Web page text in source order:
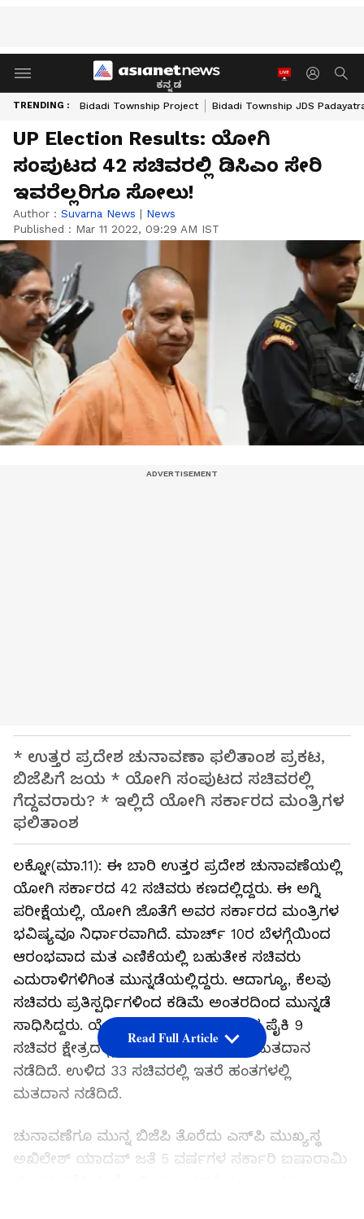
ಕನ್ನಡ
TRENDING : Bidadi Township Project Bidadi Township JDS
UP Election Results: ಯೋಗಿ
ಸಂಪುಟದ 42 ಸಚಿವರಲ್ಲಿ ಡಿಸಿಎಂ ಸೇರಿ
ಇವರೆಲ್ಲರಿಗೂ ಸೋಲು!
Author : Suvarna News | News
Published : Mar 11 2022, 09:29 AM IST
* ಉತ್ತರ ಪ್ರದೇಶ ಚುನಾವಣಾ ಫಲಿತಾಂಶ ಪ್ರಕಟ,
ಬಿಜೆಪಿಗೆ ಜಯ * ಯೋಗಿ ಸಂಪುಟದ ಸಚಿವರಲ್ಲಿ
ಗೆದ್ದವರಾರು? * ಇಲ್ಲಿದೆ ಯೋಗಿ ಸರ್ಕಾರದ ಮಂತ್ರಿಗಳ
ಫಲಿತಾಂಶ
ಲಕ್ನೋ(ಮಾ.11): ಈ ಬಾರಿ ಉತ್ತರ ಪ್ರದೇಶ ಚುನಾವಣೆಯಲ್ಲಿ
ಯೋಗಿ ಸರ್ಕಾರದ 42 ಸಚಿವರು ಕಣದಲ್ಲಿದ್ದರು. ಈ ಅಗ್ನಿ
ಪರೀಕ್ಷೆಯಲ್ಲಿ, ಯೋಗಿ ಜೊತೆಗೆ ಅವರ ಸರ್ಕಾರದ ಮಂತ್ರಿಗಳ
ಭವಿಷ್ಯವೂ ನಿರ್ಧಾರವಾಗಿದೆ. ಮಾರ್ಚ್ 10ರ ಬೆಳಗ್ಗೆಯಿಂದ
ಆರಂಭವಾದ ಮತ ಎಣಿಕೆಯಲ್ಲಿ ಬಹುತೇಕ ಸಚಿವರು
ಎದುರಾಳಿಗಳಿಗಿಂತ ಮುನ್ನಡೆಯಲ್ಲಿದ್ದರು. ಆದಾಗ್ಯೂ, ಕೆಲವು
ಸಚಿವರು ಪ್ರತಿಸ್ಪರ್ಧಿಗಳಿಂದ ಕಡಿಮೆ ಅಂತರದಿಂದ ಮುನ್ನಡೆ
ಸಾಧಿಸಿದ್ದರು. ಯೋಗಿ ಸರ್ಕಾರದ 42 ಸಚಿವರ ಪೈಕಿ 9
ಸಚಿವರ ಕ್ಷೇತ್ರದಲ್ಲಿ ಮೊದಲ ಹಂತದಲ್ಲಿಯೇ ಮತದಾನ
ನಡೆದಿದೆ. ಉಳಿದ 33 ಸಚಿವರಲ್ಲಿ ಇತರೆ ಹಂತಗಳಲ್ಲಿ
ಮತದಾನ ನಡೆದಿದೆ.
ಚುನಾವಣೆಗೂ ಮುನ್ನ ಬಿಜೆಪಿ ತೊರೆದು ಎಸ್‌ಪಿ ಮುಖ್ಯಸ್ಥ
ಅಖಿಲೇಶ್‌ ಯಾದವ್‌ ಜತೆ 5 ವರ್ಷಗಳ ಸರ್ಕಾರಿ ಐಷಾರಾಮಿ
Read Full Article